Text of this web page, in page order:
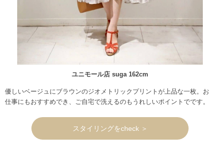
ユニモール店 suga 162cm
優しいベージュにブラウンのジオメトリックプリントが上品な一枚。お
仕事にもおすすめでき、ご自宅で洗えるのもうれしいポイントでです。
スタイリングをcheck ＞